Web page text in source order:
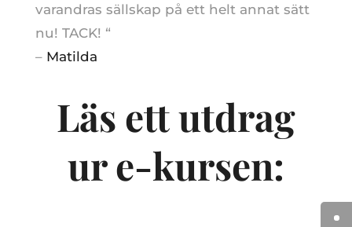
varandras sällskap på ett helt annat sätt
nu! TACK! “
– Matilda
Läs ett utdrag
ur e-kursen: